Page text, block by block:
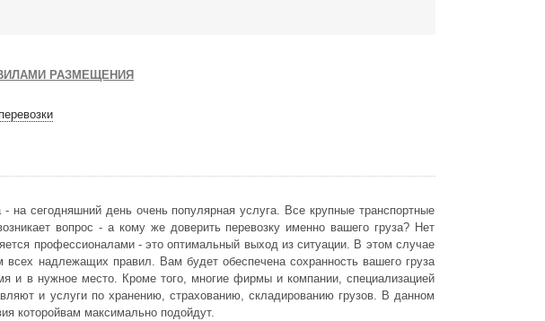
РАЗМЕЩЕНИЯ
на сегодняшний день очень популярная услуга. Все крупные транспортные
вопрос - а кому же доверить перевозку именно вашего груза? Нет
профессионалами - это оптимальный выход из ситуации. В этом случае
надлежащих правил. Вам будет обеспечена сохранность вашего груза
и в нужное место. Кроме того, многие фирмы и компании, специализацией
и услуги по хранению, страхованию, складированию грузов. В данном
которойвам максимально подойдут.